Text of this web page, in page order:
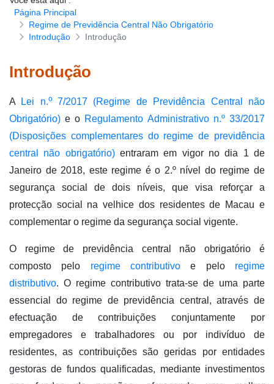
Página Principal
Regime de Previdência Central Não Obrigatório
Introdução
Introdução
Introdução
A Lei n.o7/2017 (Regime de Previdência Central não
Obrigatório) e o Regulamento Administrativo n.º 33/2017
(Disposições complementares do regime de previdência
central não obrigatório)entraram em vigor no dia 1 de
Janeiro de 2018, este regime é o 2.º nível do regime de
segurança social de dois níveis, que visa reforçar a
protecção social na velhice dos residentes de Macau e
complementar o regime da segurança social vigente.
O regime de previdência central não obrigatório é
composto pelo regime contributivoe pelo regime
distributivo. O regime contributivo trata-se de uma parte
essencial do regime de previdência central, através de
efectuação de contribuições conjuntamente por
empregadores e trabalhadores ou por indivíduo de
residentes, as contribuições são geridas por entidades
gestoras de fundos qualificadas, mediante investimentos